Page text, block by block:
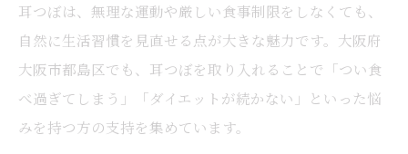
大阪で注目の耳つぼの効果的な使い方
耳つぼでストレス過食を無理なく抑制する
方法
自律神経の乱れ対策に耳つぼが有効な理由
耳つぼは、無理な運動や厳しい食事制限をしなくても、
自然に生活習慣を見直せる点が大きな魅力です。大阪府
大阪市都島区でも、耳つぼを取り入れることで「つい食
べ過ぎてしまう」「ダイエットが続かない」といった悩
みを持つ方の支持を集めています。